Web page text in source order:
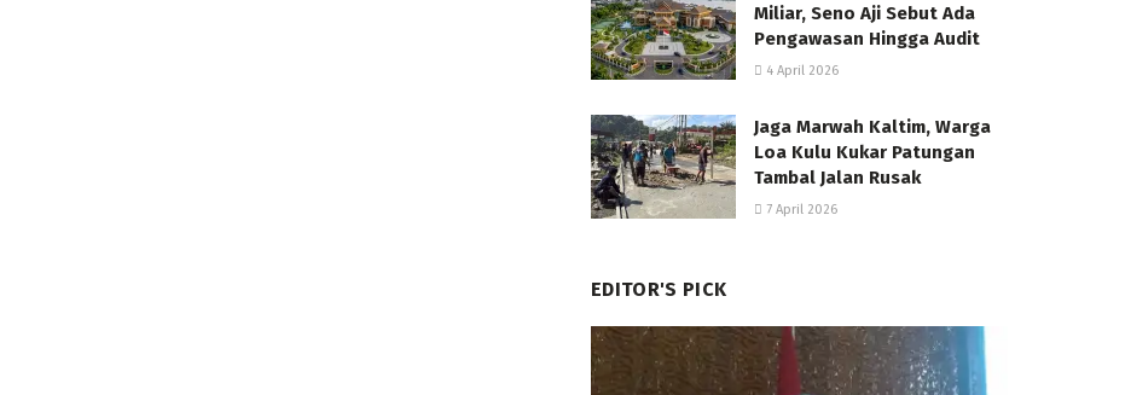
Miliar, Seno Aji Sebut Ada
Pengawasan Hingga Audit
4 April 2026
Jaga Marwah Kaltim, Warga
Loa Kulu Kukar Patungan
Tambal Jalan Rusak
7 April 2026
EDITOR'S PICK